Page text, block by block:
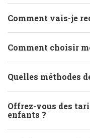
Comment vais-je
Comment choisir
Quelles méthodes
Offrez-vous des
enfants ?